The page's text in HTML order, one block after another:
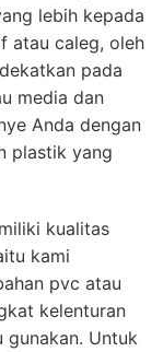
lebih kepada
atau caleg, oleh
pada
media dan
Anda dengan
plastik yang
kualitas
kami
pvc atau
kelenturan
gunakan. Untuk